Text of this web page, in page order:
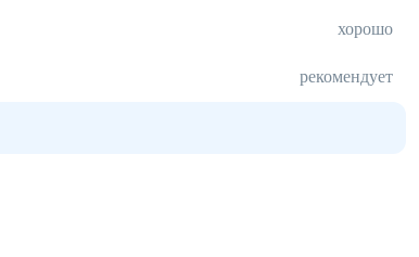
хорошо
рекомендует